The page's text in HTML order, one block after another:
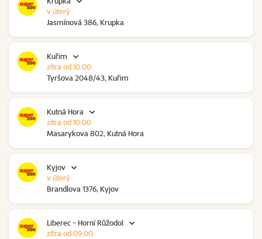
Jasmínová 386, Krupka
v úterý
Kuřim
Tyršova 2048/43, Kuřim
zítra od 10:00
Kutná Hora
Masarykova 802, Kutná Hora
zítra od 10:00
Kyjov
Brandlova 1376, Kyjov
v úterý
Liberec - Horní Růžodol
zítra od 09:00